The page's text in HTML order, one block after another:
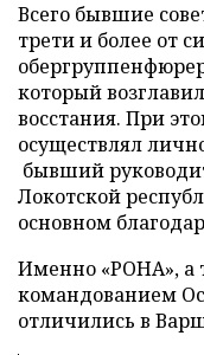
Всего бывшие
трети и более от
который
восстания. При
осуществлял
бывший
Локотской
основном
Именно «РОНА», а
командованием
отличились в